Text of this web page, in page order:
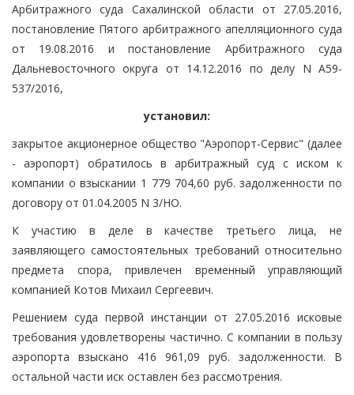
Арбитражного суда Сахалинской области от 27.05.2016,
постановление Пятого арбитражного апелляционного суда
от 19.08.2016 и постановление Арбитражного суда
Дальневосточного округа от 14.12.2016 по делу N А59-
537/2016,
установил:
закрытое акционерное общество "Аэропорт-Сервис" (далее
- аэропорт) обратилось в арбитражный суд с иском к
компании о взыскании 1 779 704,60 руб. задолженности по
договору от 01.04.2005 N 3/НО.
К участию в деле в качестве третьего лица, не
заявляющего самостоятельных требований относительно
предмета спора, привлечен временный управляющий
компанией Котов Михаил Сергеевич.
Решением суда первой инстанции от 27.05.2016 исковые
требования удовлетворены частично. С компании в пользу
аэропорта взыскано 416 961,09 руб. задолженности. В
остальной части иск оставлен без рассмотрения.